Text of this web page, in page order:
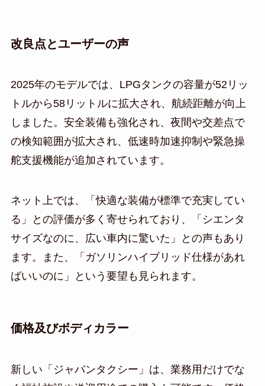
改良点とユーザーの声
2025年のモデルでは、LPGタンクの容量が52リッ
トルから58リットルに拡大され、航続距離が向上
しました。安全装備も強化され、夜間や交差点で
の検知範囲が拡大され、低速時加速抑制や緊急操
舵支援機能が追加されています。
ネット上では、「快適な装備が標準で充実してい
る」との評価が多く寄せられており、「シエンタ
サイズなのに、広い車内に驚いた」との声もあり
ます。また、「ガソリンハイブリッド仕様があれ
ばいいのに」という要望も見られます。
価格及びボディカラー
新しい「ジャパンタクシー」は、業務用だけでな